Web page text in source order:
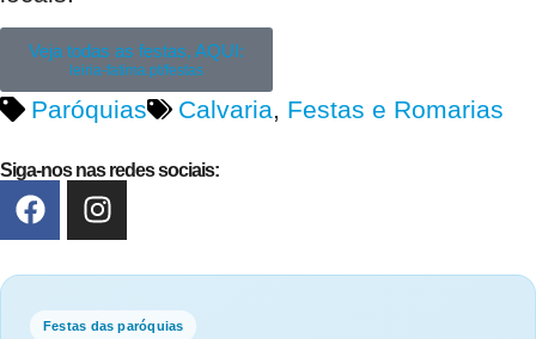
Veja todas as festas, AQUI:
leiria-fatima.pt/festas
Paróquias Calvaria, Festas e Romarias
Siga-nos nas redes sociais:
Festas das paróquias